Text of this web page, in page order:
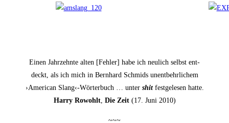
Einen Jahr­zehn­te alten [Feh­ler] habe ich neu­lich selbst ent­
deckt, als ich mich in Bern­hard Schmids unent­behr­li­chem
›Ame­ri­can Slang‹-Wörterbuch … unter shitfest­ge­le­sen hatte.
Har­ry Rowohlt, Die Zeit(17. Juni 2010)
~~~